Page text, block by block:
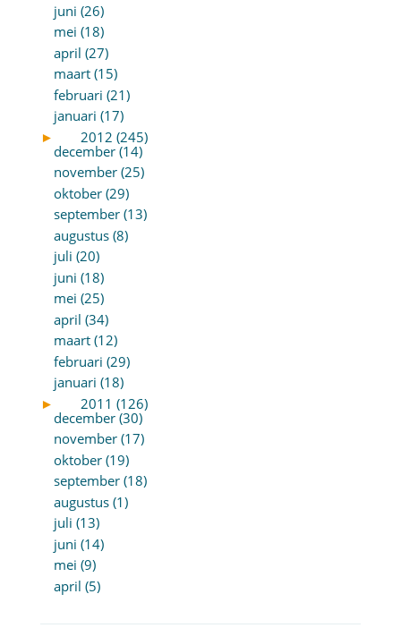
juni (26)
mei (18)
april (27)
maart (15)
februari (21)
januari (17)
►
2012 (245)
december (14)
november (25)
oktober (29)
september (13)
augustus (8)
juli (20)
juni (18)
mei (25)
april (34)
maart (12)
februari (29)
januari (18)
►
2011 (126)
december (30)
november (17)
oktober (19)
september (18)
augustus (1)
juli (13)
juni (14)
mei (9)
april (5)